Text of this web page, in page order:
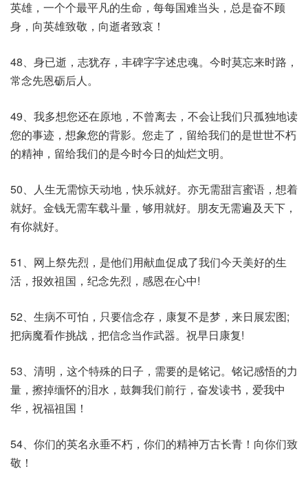
英雄，一个个最平凡的生命，每每国难当头，总是奋不顾
身，向英雄致敬，向逝者致哀！
48、身已逝，志犹存，丰碑字字述忠魂。今时莫忘来时路，
常念先恩砺后人。
49、我多想您还在原地，不曾离去，不会让我们只孤独地读
您的事迹，想象您的背影。您走了，留给我们的是世世不朽
的精神，留给我们的是今时今日的灿烂文明。
50、人生无需惊天动地，快乐就好。亦无需甜言蜜语，想着
就好。金钱无需车载斗量，够用就好。朋友无需遍及天下，
有你就好。
51、网上祭先烈，是他们用献血促成了我们今天美好的生
活，报效祖国，纪念先烈，感恩在心中!
52、生病不可怕，只要信念存，康复不是梦，来日展宏图;
把病魔看作挑战，把信念当作武器。祝早日康复!
53、清明，这个特殊的日子，需要的是铭记。铭记感悟的力
量，擦掉缅怀的泪水，鼓舞我们前行，奋发读书，爱我中
华，祝福祖国！
54、你们的英名永垂不朽，你们的精神万古长青！向你们致
敬！